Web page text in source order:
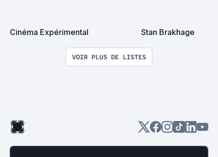
Cinéma Expérimental Stan Brakhage
VOIR PLUS DE LISTES